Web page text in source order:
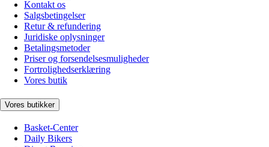
Kontakt os
Salgsbetingelser
Retur & refundering
Juridiske oplysninger
Betalingsmetoder
Priser og forsendelsesmuligheder
Fortrolighedserklæring
Vores butik
Vores butikker
Basket-Center
Daily Bikers